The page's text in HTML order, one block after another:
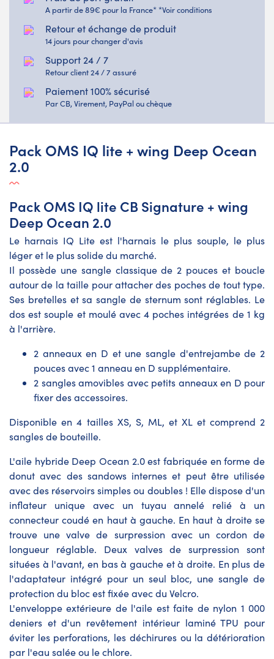
A partir de 89€ pour la France* *Voir conditions
Retour et échange de produit
14 jours pour changer d'avis
Support 24 / 7
Retour client 24 / 7 assuré
Paiement 100% sécurisé
Par CB, Virement, PayPal ou chèque
Pack OMS IQ lite + wing Deep Ocean
2.0
Pack OMS IQ lite CB Signature + wing
Deep Ocean 2.0
Le harnais IQ Lite est l'harnais le plus souple, le plus
léger et le plus solide du marché.
Il possède une sangle classique de 2 pouces et boucle
autour de la taille pour attacher des poches de tout type.
Ses bretelles et sa sangle de sternum sont réglables. Le
dos est souple et moulé avec 4 poches intégrées de 1 kg
à l'arrière.
2 anneaux en D et une sangle d'entrejambe de 2
pouces avec 1 anneau en D supplémentaire.
2 sangles amovibles avec petits anneaux en D pour
fixer des accessoires.
Disponible en 4 tailles XS, S, ML, et XL et comprend 2
sangles de bouteille.
L'aile hybride Deep Ocean 2.0 est fabriquée en forme de
donut avec des sandows internes et peut être utilisée
avec des réservoirs simples ou doubles ! Elle dispose d'un
inflateur unique avec un tuyau annelé relié à un
connecteur coudé en haut à gauche. En haut à droite se
trouve une valve de surpression avec un cordon de
longueur réglable. Deux valves de surpression sont
situées à l'avant, en bas à gauche et à droite. En plus de
l'adaptateur intégré pour un seul bloc, une sangle de
protection du bloc est fixée avec du Velcro.
L'enveloppe extérieure de l'aile est faite de nylon 1 000
deniers et d'un revêtement intérieur laminé TPU pour
éviter les perforations, les déchirures ou la détérioration
par l'eau salée ou le chlore.